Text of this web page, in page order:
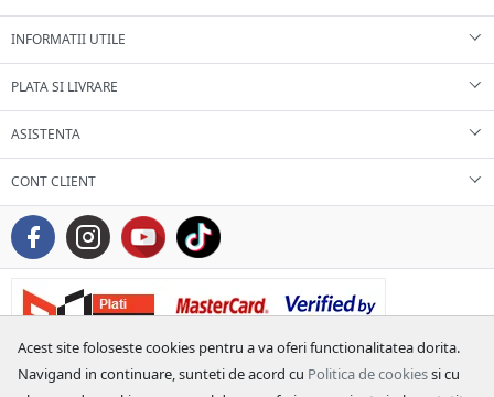
Acest site foloseste cookies pentru a va oferi functionalitatea dorita.
Navigand in continuare, sunteti de acord cu Politica de cookiessi cu
INFORMATII UTILE
PLATA SI LIVRARE
ASISTENTA
CONT CLIENT